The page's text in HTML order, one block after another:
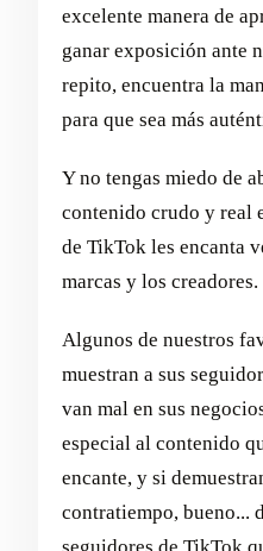
excelente manera de
ganar exposición ante
repito, encuentra la
para que sea más
Y no tengas miedo de
contenido crudo y real
de TikTok les encanta
marcas y los creadores.
Algunos de nuestros
muestran a sus
van mal en sus
especial al contenido
encante, y si
contratiempo, bueno...